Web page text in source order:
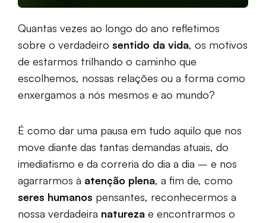
Quantas vezes ao longo do ano refletimos
sobre o verdadeiro sentido da vida, os motivos
de estarmos trilhando o caminho que
escolhemos, nossas relações ou a forma como
enxergamos a nós mesmos e ao mundo?
É como dar uma pausa em tudo aquilo que nos
move diante das tantas demandas atuais, do
imediatismo e da correria do dia a dia – e nos
agarrarmos à atenção plena, a fim de, como
seres humanos pensantes, reconhecermos a
nossa verdadeira natureza e encontrarmos o